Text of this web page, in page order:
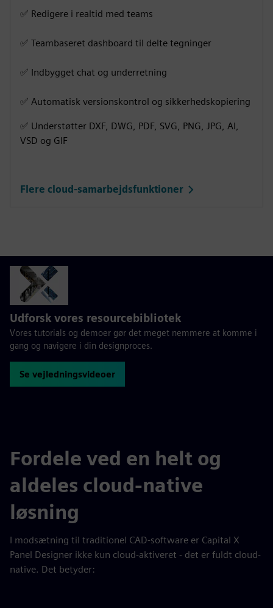
s
✅ Redigere i realtid med teams
✅ Teambaseret dashboard til delte tegninger
✅ Indbygget chat og underretning
✅ Automatisk versionskontrol og sikkerhedskopiering
✅ Understøtter DXF, DWG, PDF, SVG, PNG, JPG, AI,
VSD og GIF
Flere cloud-samarbejdsfunktioner
Udforsk vores resourcebibliotek
Vores tutorials og demoer gør det meget nemmere at komme i
gang og navigere i din designproces.
Se vejledningsvideoer
Fordele ved en helt og
aldeles cloud-native
løsning
I modsætning til traditionel CAD-software er Capital X
Panel Designer ikke kun cloud-aktiveret - det er fuldt cloud-
native. Det betyder: